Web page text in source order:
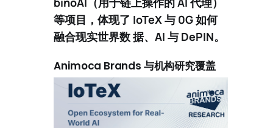
等项目，体现了 IoTeX 与 0G 如何
融合现实世界数 据、AI 与 DePIN。
Animoca Brands 与机构研究覆盖